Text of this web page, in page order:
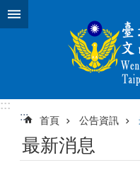
跳到主要內容區塊
:::
:::
首頁 公告資訊
最新消息